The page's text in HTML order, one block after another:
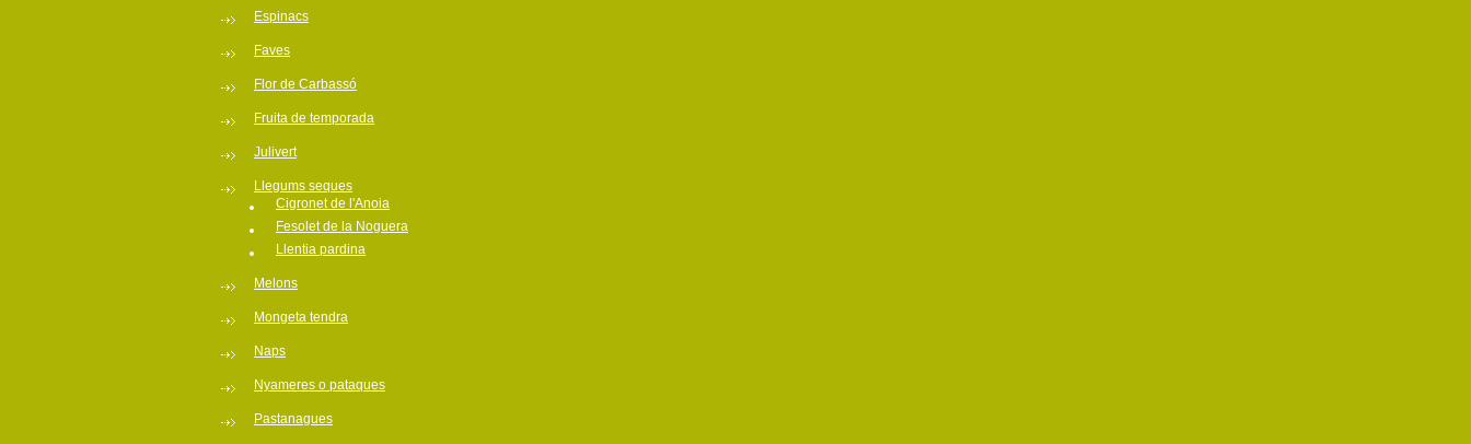
Espinacs
Faves
Flor de Carbassó
Fruita de temporada
Julivert
Llegums seques
Cigronet de l'Anoia
Fesolet de la Noguera
Llentia pardina
Melons
Mongeta tendra
Naps
Nyameres o pataques
Pastanagues